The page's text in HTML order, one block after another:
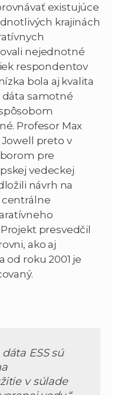
existujúce
krajinách
nejednotné
respondentov
bola aj kvalita
dáta samotné
Profesor Max
Jowell preto v
pre
vedeckej
návrh na
presvedčil
ako aj
od roku 2001 je
ESS sú
v súlade